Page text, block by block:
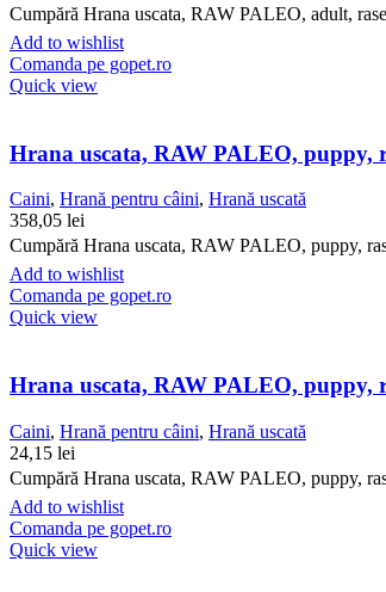
Cumpără Hrana uscata, RAW PALEO, adult,
Add to wishlist
Comanda pe gopet.ro
Quick view
Hrana uscata, RAW PALEO, puppy,
Caini, Hrană pentru câini, Hrană uscată
358,05 lei
Cumpără Hrana uscata, RAW PALEO, puppy,
Add to wishlist
Comanda pe gopet.ro
Quick view
Hrana uscata, RAW PALEO, puppy,
Caini, Hrană pentru câini, Hrană uscată
24,15 lei
Cumpără Hrana uscata, RAW PALEO, puppy,
Add to wishlist
Comanda pe gopet.ro
Quick view